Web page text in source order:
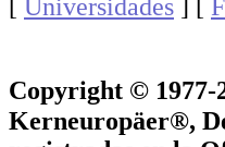
[ Universidades ] [
Copyright © 1977-
Kerneuropäer®,